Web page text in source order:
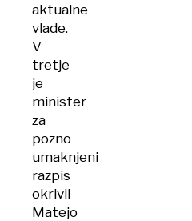
aktualne
vlade.
V
tretje
je
minister
za
pozno
umaknjeni
razpis
okrivil
Matejo